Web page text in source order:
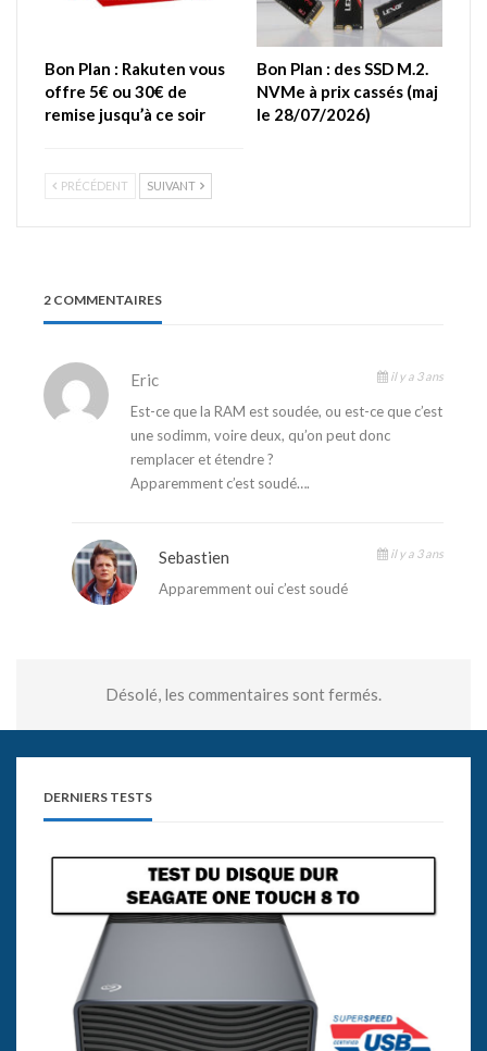
Bon Plan : Rakuten vous
offre 5€ ou 30€ de
remise jusqu’à ce soir
Bon Plan : des SSD M.2.
NVMe à prix cassés (maj
le 28/07/2026)
PRÉCÉDENT SUIVANT
2 COMMENTAIRES
Eric il y a 3 ans
Est-ce que la RAM est soudée, ou est-ce que c’est
une sodimm, voire deux, qu’on peut donc
remplacer et étendre ?
Apparemment c’est soudé….
Sebastien il y a 3 ans
Apparemment oui c’est soudé
Désolé, les commentaires sont fermés.
DERNIERS TESTS